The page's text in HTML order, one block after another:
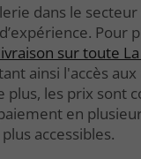
dans le secteur
Pour
sur toute
ainsi l'accès
plus, les prix sont
en
accessibles.